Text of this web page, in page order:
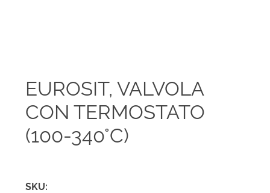
EUROSIT, VALVOLA
CON TERMOSTATO
(100-340°C)
SKU: